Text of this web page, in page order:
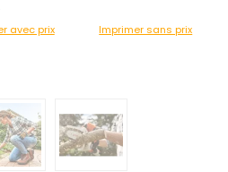
avec prix Imprimer sans prix